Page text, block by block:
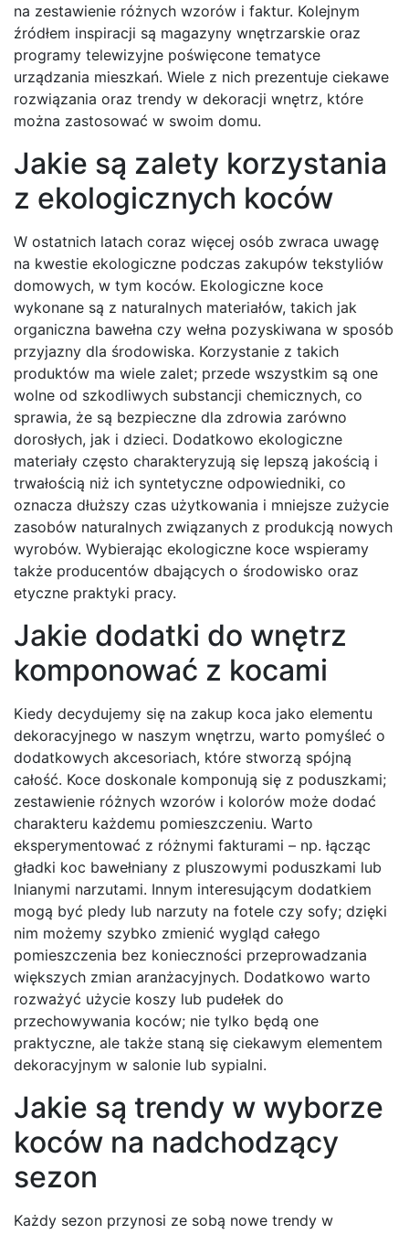
na zestawienie różnych wzorów i faktur. Kolejnym
źródłem inspiracji są magazyny wnętrzarskie oraz
programy telewizyjne poświęcone tematyce
urządzania mieszkań. Wiele z nich prezentuje ciekawe
rozwiązania oraz trendy w dekoracji wnętrz, które
można zastosować w swoim domu.
Jakie są zalety korzystania
z ekologicznych koców
W ostatnich latach coraz więcej osób zwraca uwagę
na kwestie ekologiczne podczas zakupów tekstyliów
domowych, w tym koców. Ekologiczne koce
wykonane są z naturalnych materiałów, takich jak
organiczna bawełna czy wełna pozyskiwana w sposób
przyjazny dla środowiska. Korzystanie z takich
produktów ma wiele zalet; przede wszystkim są one
wolne od szkodliwych substancji chemicznych, co
sprawia, że są bezpieczne dla zdrowia zarówno
dorosłych, jak i dzieci. Dodatkowo ekologiczne
materiały często charakteryzują się lepszą jakością i
trwałością niż ich syntetyczne odpowiedniki, co
oznacza dłuższy czas użytkowania i mniejsze zużycie
zasobów naturalnych związanych z produkcją nowych
wyrobów. Wybierając ekologiczne koce wspieramy
także producentów dbających o środowisko oraz
etyczne praktyki pracy.
Jakie dodatki do wnętrz
komponować z kocami
Kiedy decydujemy się na zakup koca jako elementu
dekoracyjnego w naszym wnętrzu, warto pomyśleć o
dodatkowych akcesoriach, które stworzą spójną
całość. Koce doskonale komponują się z poduszkami;
zestawienie różnych wzorów i kolorów może dodać
charakteru każdemu pomieszczeniu. Warto
eksperymentować z różnymi fakturami – np. łącząc
gładki koc bawełniany z pluszowymi poduszkami lub
lnianymi narzutami. Innym interesującym dodatkiem
mogą być pledy lub narzuty na fotele czy sofy; dzięki
nim możemy szybko zmienić wygląd całego
pomieszczenia bez konieczności przeprowadzania
większych zmian aranżacyjnych. Dodatkowo warto
rozważyć użycie koszy lub pudełek do
przechowywania koców; nie tylko będą one
praktyczne, ale także staną się ciekawym elementem
dekoracyjnym w salonie lub sypialni.
Jakie są trendy w wyborze
koców na nadchodzący
sezon
Każdy sezon przynosi ze sobą nowe trendy w